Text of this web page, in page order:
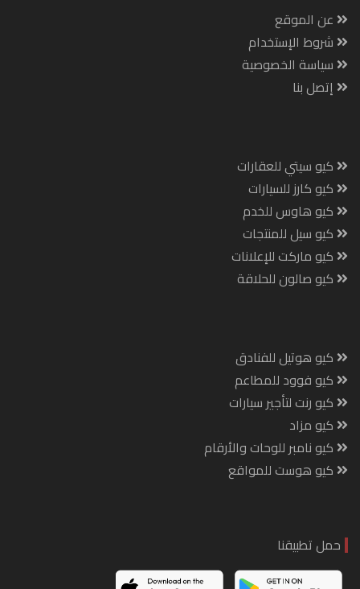
عن الموقع
شروط الإستخدام
سياسة الخصوصية
إتصل بنا
كيو سيتي للعقارات
كيو كارز للسيارات
كيو هاوس للخدم
كيو سيل للمنتجات
كيو ماركت للإعلانات
كيو صالون للحلاقة
كيو هوتيل للفنادق
كيو فوود للمطاعم
كيو رنت لتأجير سيارات
كيو مزاد
كيو نامبر للوحات والأرقام
كيو هوست للمواقع
حمل تطبيقنا